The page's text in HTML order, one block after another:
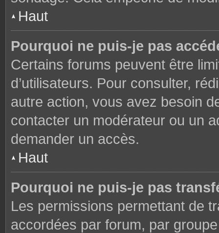
Haut
Pourquoi ne puis-je pas
Certains forums peuvent être
d’utilisateurs. Pour consulter,
autre action, vous avez besoin
contacter un modérateur ou un
demander un accès.
Haut
Pourquoi ne puis-je pas
Les permissions permettant de
accordées par forum, par